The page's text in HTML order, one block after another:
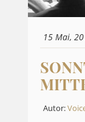
15 Mai,
Autor: